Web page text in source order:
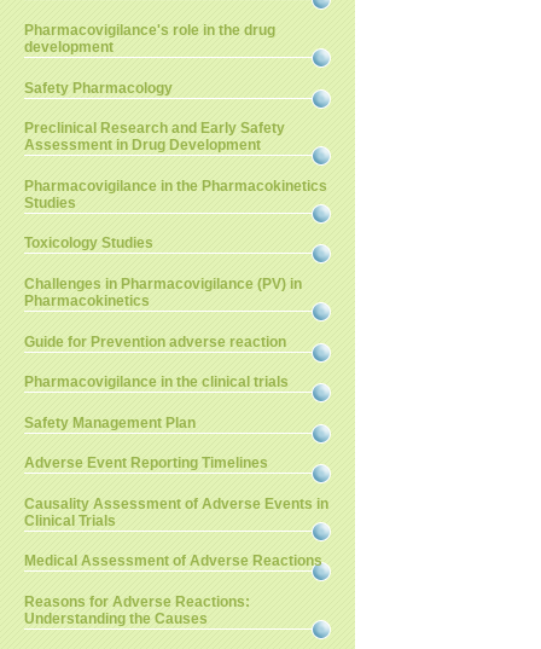
Pharmacovigilance's role in the drug
development
Safety Pharmacology
Preclinical Research and Early Safety
Assessment in Drug Development
Pharmacovigilance in the Pharmacokinetics
Studies
Toxicology Studies
Challenges in Pharmacovigilance (PV) in
Pharmacokinetics
Guide for Prevention adverse reaction
Pharmacovigilance in the clinical trials
Safety Management Plan
Adverse Event Reporting Timelines
Causality Assessment of Adverse Events in
Clinical Trials
Medical Assessment of Adverse Reactions
Reasons for Adverse Reactions:
Understanding the Causes